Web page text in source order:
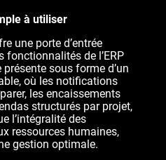
à utiliser
une porte d’entrée
fonctionnalités de l’ERP
sous forme d’un
où les notifications
les encaissements
structurés par projet,
l’intégralité des
ressources humaines,
gestion optimale.